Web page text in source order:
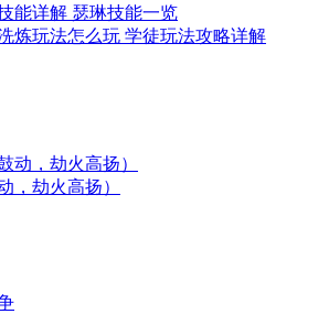
能详解 瑟琳技能一览
炼玩法怎么玩 学徒玩法攻略详解
，劫火高扬）